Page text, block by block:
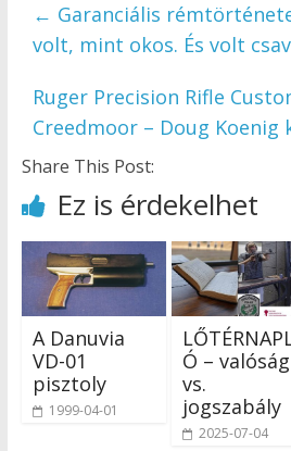
← Garanciális
volt, mint okos. És volt
Ruger Precision Rifle
Creedmoor – Doug Koenig
Share This Post:
Ez is érdekelhet
A Danuvia
VD-01
pisztoly
1999-04-01
Ó – valóság
vs.
jogszabály
2025-07-04